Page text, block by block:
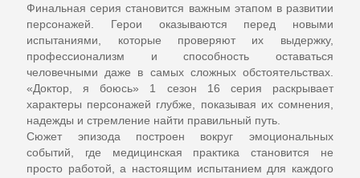
Финальная серия становится важным этапом в развитии
персонажей. Герои оказываются перед новыми
испытаниями, которые проверяют их выдержку,
профессионализм и способность оставаться
человечными даже в самых сложных обстоятельствах.
«Доктор, я боюсь» 1 сезон 16 серия раскрывает
характеры персонажей глубже, показывая их сомнения,
надежды и стремление найти правильный путь.
Сюжет эпизода построен вокруг эмоциональных
событий, где медицинская практика становится не
просто работой, а настоящим испытанием для каждого